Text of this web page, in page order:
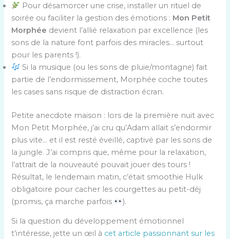
Pour désamorcer une crise, installer un rituel de
soirée ou faciliter la gestion des émotions : Mon Petit
Morphée devient l’allié relaxation par excellence (les
sons de la nature font parfois des miracles… surtout
pour les parents !).
Si la musique (ou les sons de pluie/montagne) fait
partie de l’endormissement, Morphée coche toutes
les cases sans risque de distraction écran.
Petite anecdote maison : lors de la première nuit avec
Mon Petit Morphée, j’ai cru qu’Adam allait s’endormir
plus vite… et il est resté éveillé, captivé par les sons de
la jungle. J’ai compris que, même pour la relaxation,
l’attrait de la nouveauté pouvait jouer des tours !
Résultat, le lendemain matin, c’était smoothie Hulk
obligatoire pour cacher les courgettes au petit-déj
(promis, ça marche parfois
).
Si la question du développement émotionnel
t’intéresse, jette un œil à cet article passionnant sur les